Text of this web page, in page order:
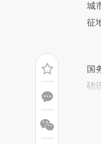
成
城
征
2
国
础